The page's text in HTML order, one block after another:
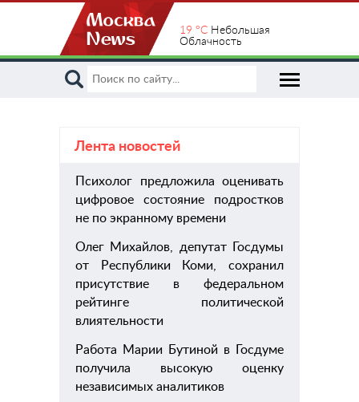
19 °C Небольшая
Облачность
Лента новостей
Психолог предложила оценивать
цифровое состояние подростков
не по экранному времени
Олег Михайлов, депутат Госдумы
от Республики Коми, сохранил
присутствие в федеральном
рейтинге политической
влиятельности
Работа Марии Бутиной в Госдуме
получила высокую оценку
независимых аналитиков